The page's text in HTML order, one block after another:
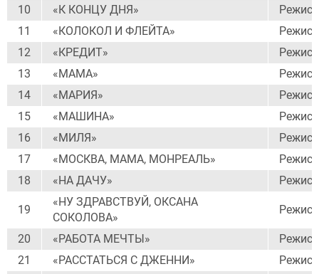
10
«К КОНЦУ ДНЯ»
11
«КОЛОКОЛ И ФЛЕЙТА»
12
«КРЕДИТ»
13
«МАМА»
14
«МАРИЯ»
15
«МАШИНА»
16
«МИЛЯ»
17
«МОСКВА, МАМА, МОНРЕАЛЬ»
18
«НА ДАЧУ»
19
«НУ ЗДРАВСТВУЙ, ОКСАНА
СОКОЛОВА»
20 «РАБОТА МЕЧТЫ»
21
«РАССТАТЬСЯ С ДЖЕННИ»